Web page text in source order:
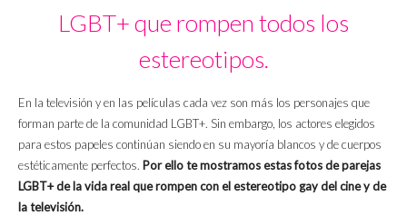
LGBT+ que rompen todos los
estereotipos.
En la televisión y en las películas cada vez son más los personajes que
forman parte de la comunidad LGBT+. Sin embargo, los actores elegidos
para estos papeles continúan siendo en su mayoría blancos y de cuerpos
estéticamente perfectos. Por ello te mostramos estas fotos de parejas
LGBT+ de la vida real que rompen con el estereotipo gay del cine y de
la televisión.